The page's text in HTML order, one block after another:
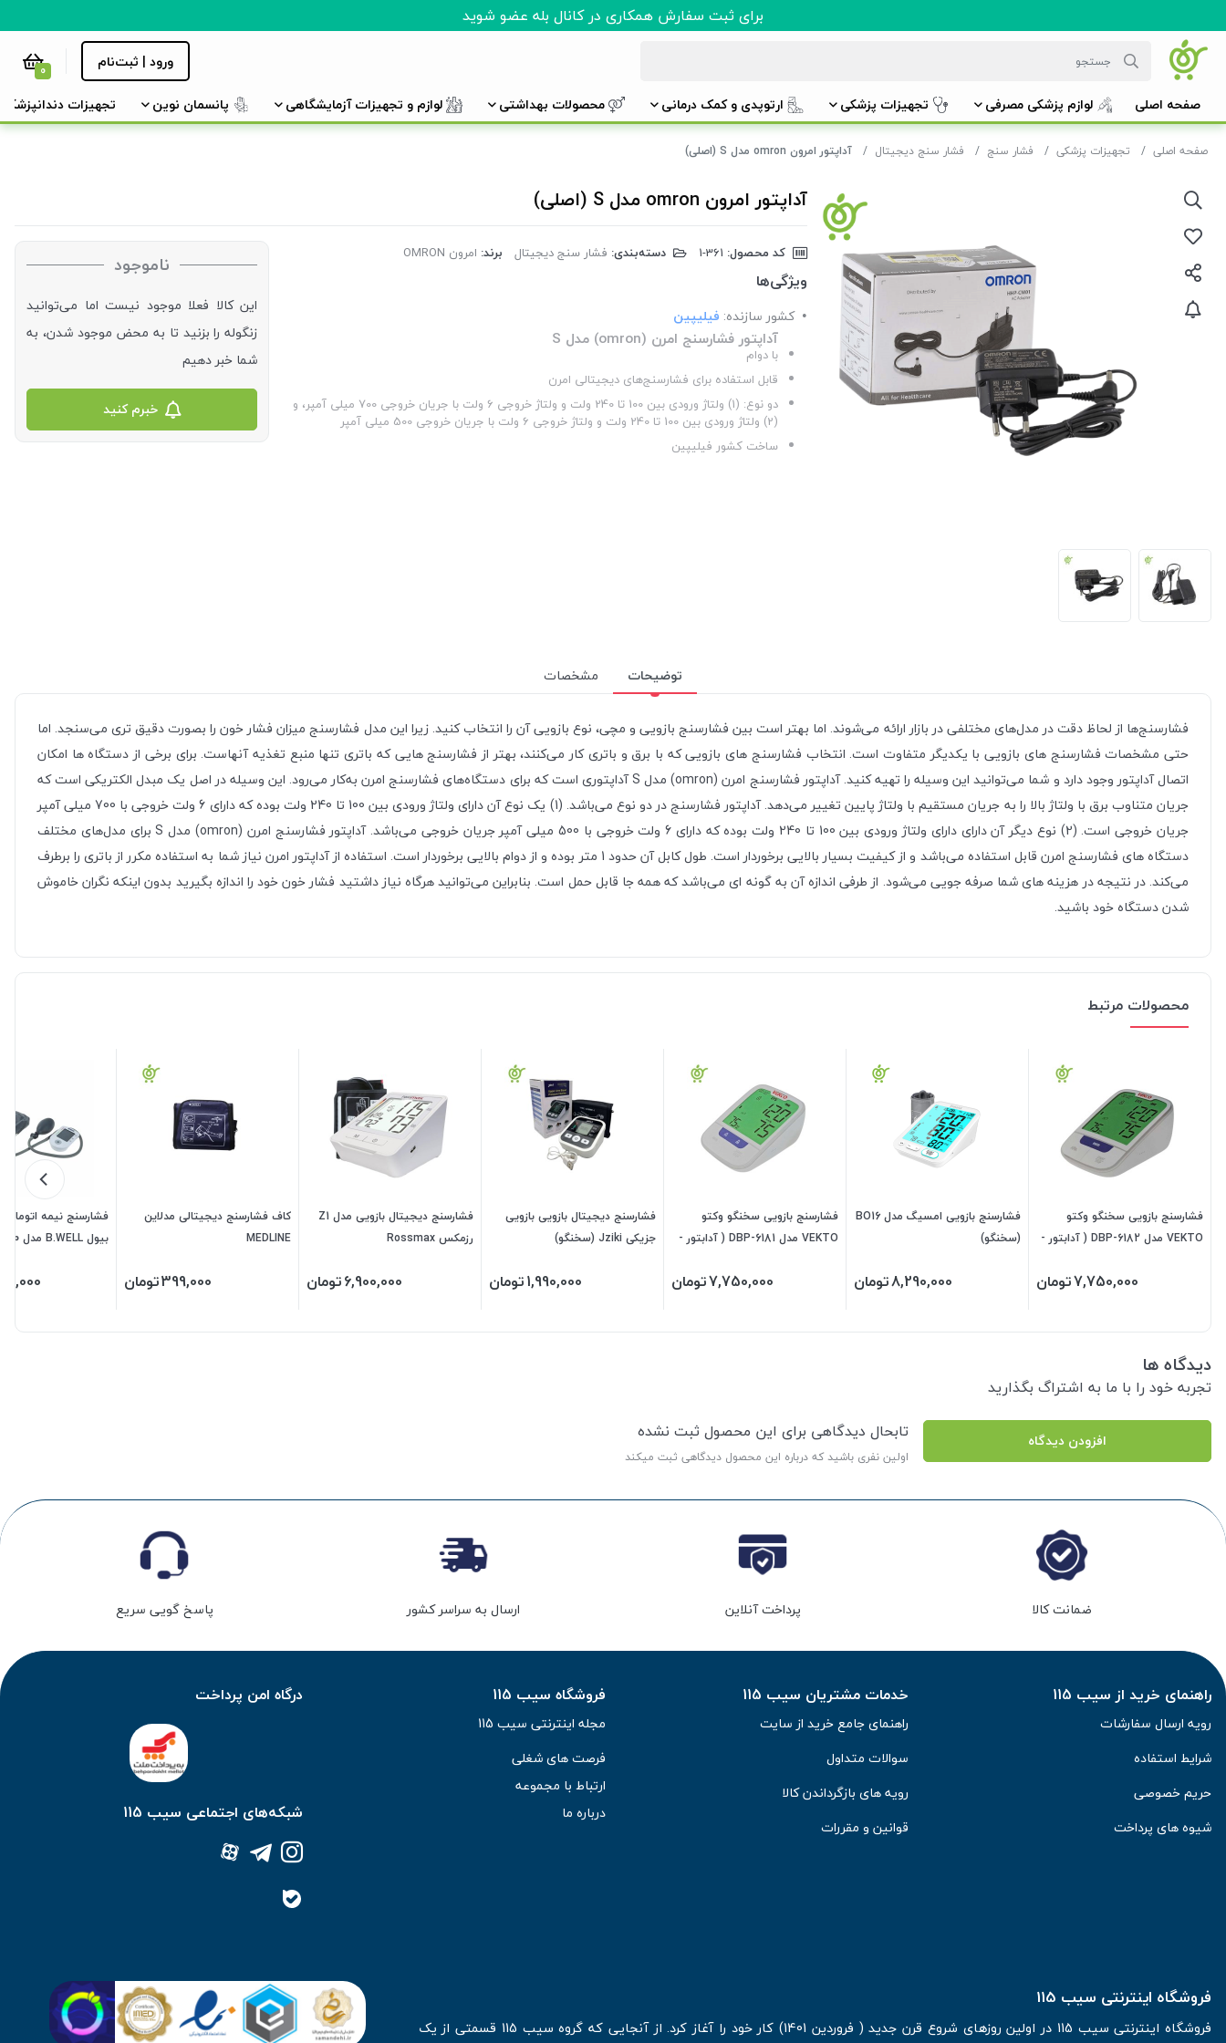
برای ثبت سفارش همکاری در کانال بله عضو شوید
ورود | ثبت‌نام 0
صفحه اصلی لوازم پزشکی مصرفی تجهیزات پزشکی ارتوپدی و کمک درمانی محصولات بهداشتی لوازم و تجهیزات آزمایشگاهی پانسمان نوین تجهیزات دندانپزشکی
صفحه اصلی تجهیزات پزشکی فشار سنج فشار سنج دیجیتال آداپتور امرون omron مدل S (اصلی)
آداپتور امرون omron مدل S (اصلی)
کد محصول: دسته‌بندی: فشار سنج دیجیتال برند: امرون OMRON
ویژگی‌ها
کشور سازنده: فیلیپین
آداپتور فشارسنج امرن (omron) مدل S
با دوام
قابل استفاده برای فشارسنج‌های دیجیتالی امرن
دو نوع: (1) ولتاژ ورودی بین 100 تا 240 ولت و ولتاژ خروجی 6 ولت با جریان خروجی 700 میلی آمپر، و
(2) ولتاژ ورودی بین 100 تا 240 ولت و ولتاژ خروجی 6 ولت با جریان خروجی 500 میلی آمپر
ساخت کشور فیلیپین
ناموجود
این کالا فعلا موجود نیست اما می‌توانید
زنگوله را بزنید تا به محض موجود شدن، به
شما خبر دهیم
خبرم کنید
توضیحات مشخصات
فشارسنج‌ها از لحاظ دقت در مدل‌های مختلفی در بازار ارائه می‌شوند. اما بهتر است بین فشارسنج بازویی و مچی، نوع بازویی آن را انتخاب کنید. زیرا این مدل فشارسنج میزان فشار خون را بصورت دقیق تری می‌سنجد. اما
حتی مشخصات فشارسنج های بازویی با یکدیگر متفاوت است. انتخاب فشارسنج های بازویی که با برق و باتری کار می‌کنند، بهتر از فشارسنج هایی که باتری تنها منبع تغذیه آنهاست. برای برخی از دستگاه ها امکان
اتصال آداپتور وجود دارد و شما می‌توانید این وسیله را تهیه کنید. آداپتور فشارسنج امرن (omron) مدل S آداپتوری است که برای دستگاه‌های فشارسنج امرن به‌کار می‌رود. این وسیله در اصل یک مبدل الکتریکی است که
جریان متناوب برق با ولتاژ بالا را به جریان مستقیم با ولتاژ پایین تغییر می‌دهد. آداپتور فشارسنج در دو نوع می‌باشد. (1) یک نوع آن دارای ولتاژ ورودی بین 100 تا 240 ولت بوده که دارای 6 ولت خروجی با 700 میلی آمپر
جریان خروجی است. (2) نوع دیگر آن دارای دارای ولتاژ ورودی بین 100 تا 240 ولت بوده که دارای 6 ولت خروجی با 500 میلی آمپر جریان خروجی می‌باشد. آداپتور فشارسنج امرن (omron) مدل S برای مدل‌های مختلف
دستگاه های فشارسنج امرن قابل استفاده می‌باشد و از کیفیت بسیار بالایی برخوردار است. طول کابل آن حدود 1 متر بوده و از دوام بالایی برخوردار است. استفاده از آداپتور امرن نیاز شما به استفاده مکرر از باتری را برطرف
می‌کند. در نتیجه در هزینه های شما صرفه جویی می‌شود. از طرفی اندازه آن به گونه ای می‌باشد که همه جا قابل حمل است. بنابراین می‌توانید هرگاه نیاز داشتید فشار خون خود را اندازه بگیرید بدون اینکه نگران خاموش
شدن دستگاه خود باشید.
محصولات مرتبط
فشارسنج بازویی سخنگو وکتو
VEKTO مدل DBP-6182 ( آدابتور -
7,750,000تومان
فشارسنج بازویی امسیگ مدل BO16
(سخنگو)
8,290,000تومان
فشارسنج بازویی سخنگو وکتو
VEKTO مدل DBP-6181 ( آدابتور -
7,750,000تومان
فشارسنج دیجیتال بازویی بازویی
جزیکی Jziki (سخنگو)
1,990,000تومان
فشارسنج دیجیتال بازویی مدل Z1
رزمکس Rossmax
6,900,000تومان
کاف فشارسنج دیجیتالی مدلاین
MEDLINE
399,000تومان
فشارسنج نیمه
بیول B.WELL مدل PRO-30
دیدگاه ها
تجربه خود را با ما به اشتراگ بگذارید
افزودن دیدگاه تابحال دیدگاهی برای این محصول ثبت نشده
اولین نفری باشید که درباره این محصول دیدگاهی ثبت میکند
ضمانت کالا پرداخت آنلاین ارسال به سراسر کشور پاسخ گویی سریع
راهنمای خرید از سیب 115
رویه ارسال سفارشات
شرایط استفاده
حریم خصوصی
شیوه های پرداخت
خدمات مشتریان سیب 115
راهنمای جامع خرید از سایت
سوالات متداول
رویه های بازگرداندن کالا
قوانین و مقررات
فروشگاه سیب 115
مجله اینترنتی سیب 115
فرصت های شغلی
ارتباط با مجموعه
درباره ما
درگاه امن پرداخت
شبکه‌های اجتماعی سیب 115
فروشگاه اینترنتی سیب 115
فروشگاه اینترنتی سیب 115 در اولین روزهای شروع قرن جدید ( فروردین 1401) کار خود را آغاز کرد. از آنجایی که گروه سیب 115 قسمتی از یک